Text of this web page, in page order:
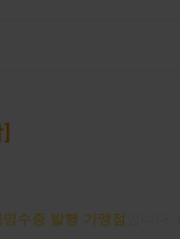
영수증 발행 가맹점